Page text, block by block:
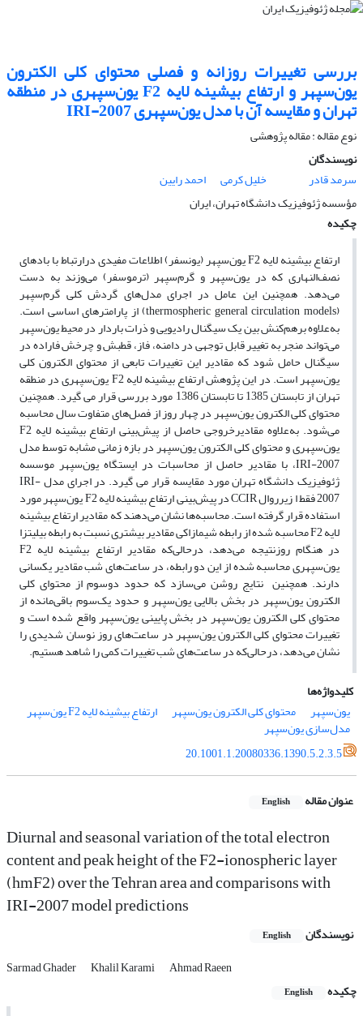
بررسی تغییرات روزانه و فصلی محتوای کلی الکترون
یون‌سپهر و ارتفاع بیشینه لایه F2 یون‌سپهری در منطقه
تهران و مقایسه آن با مدل یون‌سپهری IRI-2007
نوع مقاله : مقاله پژوهشی‌
نویسندگان
سرمد قادر
خلیل کرمی
احمد رایین
مؤسسه ژئوفیزیک دانشگاه تهران،‌ ‌ایران
چکیده
ارتفاع بیشینه لایه F2 یون‌سپهر (یونسفر) اطلاعات مفیدی درارتباط با بادهای
نصف‌النهاری که در یون‌سپهر و گرم‌سپهر (ترموسفر) می‌وزند به دست
می‌دهد. همچنین این عامل در اجرای مدل‌های گردش کلی گرم‌سپهر
(thermospheric general circulation models) از پارامترهای اساسی است.
به‌علاوه بر‌هم‌کنش بین یک سیگنال رادیویی و ذرات باردار در محیط یون‌سپهر
می‌تواند منجر به تغییر قابل توجهی در دامنه، فاز، قطبش و چرخش فاراده در
سیگنال حامل شود که مقادیر این تغییرات تابعی از محتوای الکترون کلی
یون‌سپهر است. در این پژوهش ارتفاع بیشینه لایه F2 یون‌سپهری در منطقه
تهران از تابستان 1385 تا تابستان 1386 مورد بررسی قرار می گیرد. همچنین
محتوای کلی الکترون یون‌سپهر در چهار روز از فصل‌های متفاوت سال محاسبه
می‌شود. به‌علاوه مقادیرخروجی حاصل از پیش‌بینی ارتفاع بیشینه لایه F2
یون‌سپهری و محتوای کلی الکترون یون‌سپهر در بازه زمانی مشابه توسط مدل
IRI-2007، با مقادیر حاصل از محاسبات در ایستگاه یون‌سپهر موسسه
ژئوفیزیک دانشگاه تهران مورد مقایسه قرار می گیرد. در اجرای مدل IRI-
2007 فقط ا زیر‌روال CCIR در پیش‌بینی ارتفاع بیشینه لایه F2 یون‌سپهر مورد
استفاده قرار گرفته است. محاسبه‌ها نشان می‌دهند که مقادیر ارتفاع بیشینه
لایه F2 محاسبه شده از رابطه شیمازاکی مقادیر بیشتری نسبت به رابطه بیلیتزا
در هنگام روزنتیجه می‌‌دهد، درحالی‌که مقادیر ارتفاع بیشینه لایه F2
یون‌سپهری محاسبه شده از این دو رابطه، در ساعت‌های شب مقادیر یکسانی
دارند. همچنین نتایج روشن می‌سازد که حدود دوسوم از محتوای کلی
الکترون یون‌سپهر در بخش بالایی یون‌سپهر و حدود یک‌‌سوم باقی‌مانده از
محتوای کلی الکترون یون‌سپهر در بخش پایینی یون‌سپهر واقع شده است و
تغییرات محتوای کلی الکترون یون‌سپهر در ساعت‌های روز نوسان شدیدی را
نشان می‌‌دهد، درحالی‌که در ساعت‌های شب تغییرات کمی را شاهد هستیم.
کلیدواژه‌ها
یون‌سپهر
محتوای کلی الکترون یون‌سپهر ارتفاع بیشینه لایه F2 یون‌سپهر
مدل‌سازی یون‌سپهر
20.1001.1.20080336.1390.5.2.3.5
عنوان مقاله English
Diurnal and seasonal variation of the total electron
content and peak height of the F2-ionospheric layer
(hmF2) over the Tehran area and comparisons with
IRI-2007 model predictions
نویسندگان English
Sarmad Ghader Khalil Karami
Ahmad Raeen
چکیده
English